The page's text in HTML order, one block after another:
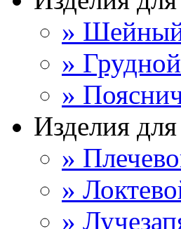
»
»
»
Изделия для
»
»
»